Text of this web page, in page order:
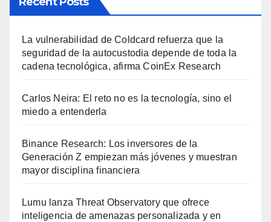
La vulnerabilidad de Coldcard refuerza que la
seguridad de la autocustodia depende de toda la
cadena tecnológica, afirma CoinEx Research
Carlos Neira: El reto no es la tecnología, sino el
miedo a entenderla
Binance Research: Los inversores de la
Generación Z empiezan más jóvenes y muestran
mayor disciplina financiera
Lumu lanza Threat Observatory que ofrece
inteligencia de amenazas personalizada y en